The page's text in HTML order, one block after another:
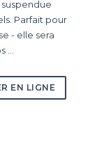
Parfait pour
- elle sera
EN LIGNE